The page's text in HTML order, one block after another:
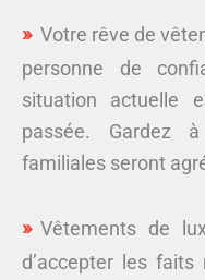
Votre rêve de
personne de
situation actuelle
passée. Gardez
familiales seront
Vêtements de
d’accepter les